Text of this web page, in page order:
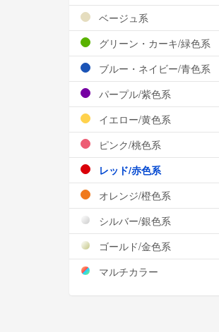
ベージュ系
グリーン・カーキ/緑色系
ブルー・ネイビー/青色系
パープル/紫色系
イエロー/黄色系
ピンク/桃色系
レッド/赤色系
オレンジ/橙色系
シルバー/銀色系
ゴールド/金色系
マルチカラー